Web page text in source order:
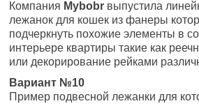
Компания Mybobr выпустила
лежанок для кошек из фанеры
подчеркнуть похожие элементы в
интерьере квартиры такие как
или декорирование рейками
Вариант №10
Пример подвесной лежанки для